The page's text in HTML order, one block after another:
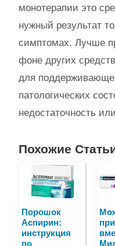
монотерапии это
нужный результат
симптомах. Лучше
фоне других
для
патологических
недостаточность
Похожие
Порошок
Аспирин:
инструкция
по